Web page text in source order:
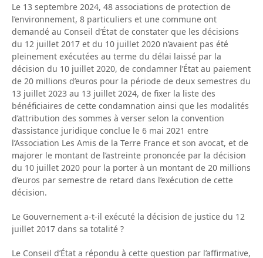
Le 13 septembre 2024, 48 associations de protection de
l’environnement, 8 particuliers et une commune ont
demandé au Conseil d’État de constater que les décisions
du 12 juillet 2017 et du 10 juillet 2020 n’avaient pas été
pleinement exécutées au terme du délai laissé par la
décision du 10 juillet 2020, de condamner l’État au paiement
de 20 millions d’euros pour la période de deux semestres du
13 juillet 2023 au 13 juillet 2024, de fixer la liste des
bénéficiaires de cette condamnation ainsi que les modalités
d’attribution des sommes à verser selon la convention
d’assistance juridique conclue le 6 mai 2021 entre
l’Association Les Amis de la Terre France et son avocat, et de
majorer le montant de l’astreinte prononcée par la décision
du 10 juillet 2020 pour la porter à un montant de 20 millions
d’euros par semestre de retard dans l’exécution de cette
décision.
Le Gouvernement a-t-il exécuté la décision de justice du 12
juillet 2017 dans sa totalité ?
Le Conseil d’État a répondu à cette question par l’affirmative,